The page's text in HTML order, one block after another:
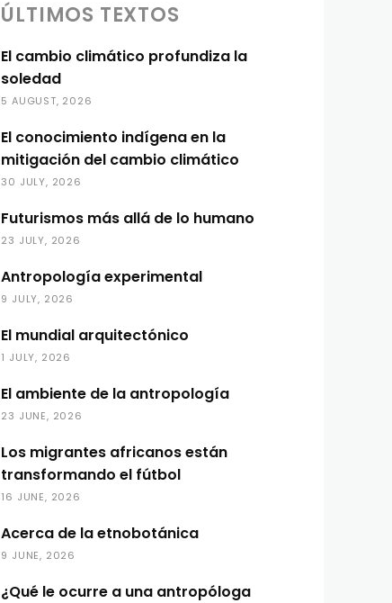
ÚLTIMOS TEXTOS
El cambio climático profundiza la
soledad
5 AUGUST, 2026
El conocimiento indígena en la
mitigación del cambio climático
30 JULY, 2026
Futurismos más allá de lo humano
23 JULY, 2026
Antropología experimental
9 JULY, 2026
El mundial arquitectónico
1 JULY, 2026
El ambiente de la antropología
23 JUNE, 2026
Los migrantes africanos están
transformando el fútbol
16 JUNE, 2026
Acerca de la etnobotánica
9 JUNE, 2026
¿Qué le ocurre a una antropóloga